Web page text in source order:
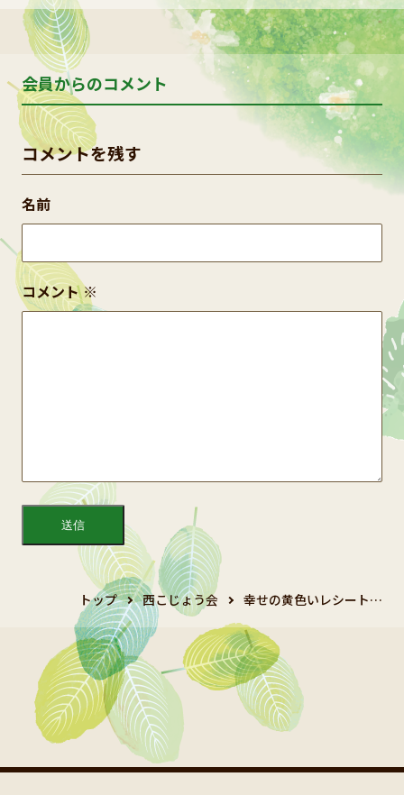
会員からのコメント
コメントを残す
コメント※
名前
トップ 西こじょう会 幸せの黄色いレシート…